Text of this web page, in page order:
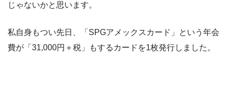
じゃないかと思います。
私自身もつい先日、「SPGアメックスカード」という年会
費が「31,000円＋税」もするカードを1枚発行しました。